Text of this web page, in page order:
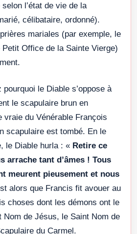
l’état de vie de la
célibataire, ordonné).
mariales (par exemple, le
Office de la Sainte Vierge)
le Diable s’oppose à
le scapulaire brun en
vraie du Vénérable François
scapulaire est tombé. En le
le Diable hurla : « Retire ce
arrache tant d’âmes ! Tous
meurent pieusement et nous
alors que Francis fit avouer au
choses dont les démons ont le
Nom de Jésus, le Saint Nom de
du Carmel.